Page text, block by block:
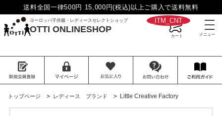
送料全国一律500円 15,000円(税込)以上ご購入で送料無料
ヨーロッパ子供服・レディースセレクトショップ
OTTI ONLINESHOP
__ITM_CNT__
トップページ > レディース ブランド > Little Creative Factory